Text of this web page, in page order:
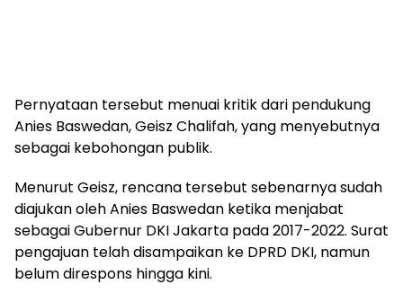
Pernyataan tersebut menuai kritik dari pendukung
Anies Baswedan, Geisz Chalifah, yang menyebutnya
sebagai kebohongan publik.
Menurut Geisz, rencana tersebut sebenarnya sudah
diajukan oleh Anies Baswedan ketika menjabat
sebagai Gubernur DKI Jakarta pada 2017-2022. Surat
pengajuan telah disampaikan ke DPRD DKI, namun
belum direspons hingga kini.